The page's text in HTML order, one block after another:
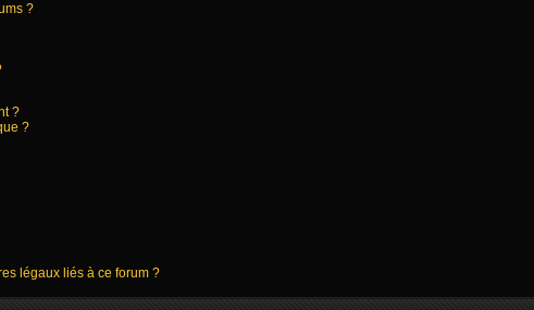
?
?
?
légaux liés à ce forum ?